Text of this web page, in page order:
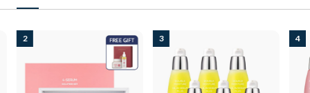
2 3 4